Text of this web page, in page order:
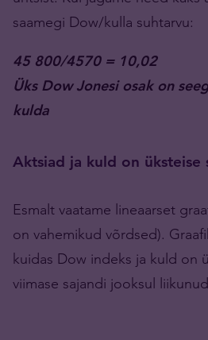
saamegi Dow/kulla suhtarvu:
45 800/4570 = 10,02
Üks Dow Jonesi osak on
kulda
Aktsiad ja kuld on üksteise
Esmalt vaatame lineaarset
on vahemikud võrdsed).
kuidas Dow indeks ja kuld on
viimase sajandi jooksul